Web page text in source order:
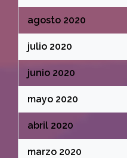
agosto 2020
julio 2020
junio 2020
mayo 2020
abril 2020
marzo 2020